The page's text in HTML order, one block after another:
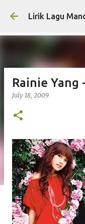
Lirik Lagu
Rainie Yang
July 18, 2009